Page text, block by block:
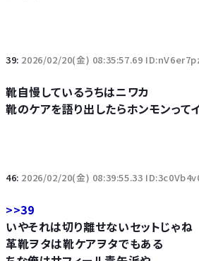
39: 2026/02/20(金) 08:35:57.69
靴自慢しているうちはニワカ
靴のケアを語り出したらホンモンって
46: 2026/02/20(金) 08:39:55.33
>>39
いやそれは切り離せないセットじゃね
革靴ヲタは靴ケアヲタでもある